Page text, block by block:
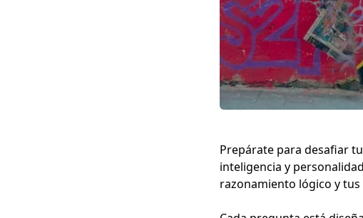
Prepárate para desafiar
inteligencia y
razonamiento lógico y